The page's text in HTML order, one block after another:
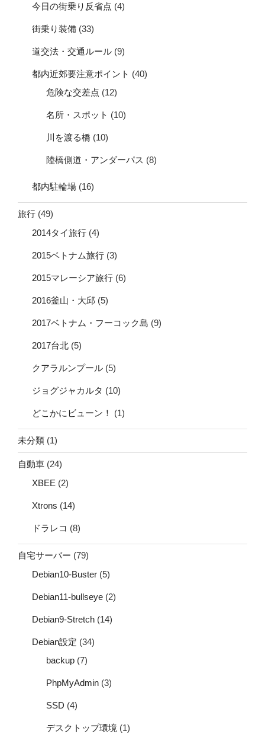
今日の街乗り反省点 (4)
街乗り装備 (33)
道交法・交通ルール (9)
都内近郊要注意ポイント (40)
危険な交差点 (12)
名所・スポット (10)
川を渡る橋 (10)
陸橋側道・アンダーパス (8)
都内駐輪場 (16)
旅行 (49)
2014タイ旅行 (4)
2015ベトナム旅行 (3)
2015マレーシア旅行 (6)
2016釜山・大邱 (5)
2017ベトナム・フーコック島 (9)
2017台北 (5)
クアラルンプール (5)
ジョグジャカルタ (10)
どこかにビューン！ (1)
未分類 (1)
自動車 (24)
XBEE (2)
Xtrons (14)
ドラレコ (8)
自宅サーバー (79)
Debian10-Buster (5)
Debian11-bullseye (2)
Debian9-Stretch (14)
Debian設定 (34)
backup (7)
PhpMyAdmin (3)
SSD (4)
デスクトップ環境 (1)